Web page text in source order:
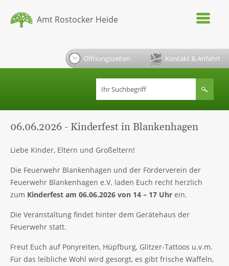
Amt Rostocker Heide
Öffnungszeiten Kontakt & Anfahrt
06.06.2026 - Kinderfest in Blankenhagen
Liebe Kinder, Eltern und Großeltern!
Die Feuerwehr Blankenhagen und der Förderverein der
Feuerwehr Blankenhagen e.V. laden Euch recht herzlich
zum Kinderfest am 06.06.2026 von 14 – 17 Uhr ein.
Die Veranstaltung findet hinter dem Gerätehaus der
Feuerwehr statt.
Freut Euch auf Ponyreiten, Hüpfburg, Glitzer-Tattoos u.v.m.
Für das leibliche Wohl wird gesorgt, es gibt frische Waffeln,